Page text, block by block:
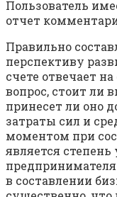
Пользователь
отчет
Правильно
перспективу
счете отвечает
вопрос, стоит ли
принесет ли оно
затраты сил и
моментом при
является
в составлении